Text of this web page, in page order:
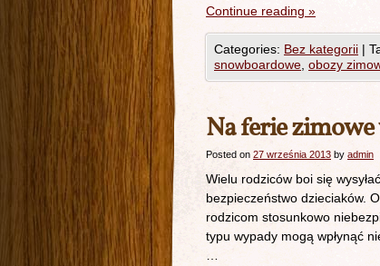
Continue reading »
Categories: Bez kategorii |
snowboardowe obozy
Na ferie
Posted on 27 września 2013 by admin
Wielu rodziców boi się
bezpieczeństwo dzieciaków.
rodzicom stosunkowo
typu wypady mogą wpłynąć